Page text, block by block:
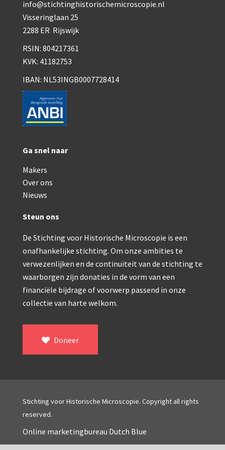
Smith, Beck & Beck, ‘Lister limb’ (1857)
Beck & Beck, ‘popular microscope’ (ca.
Dollond, ‘bar-limb’ (1860-1880)
Ongesigneerd, Engels (1860-1880)
Robbins (1860-1890)
Nachet, ‘plus simple’ (1862-1880)
Beck & Beck, ‘popular microscope’ (1867)
Bianchi, trommelmicroscoop (1869-1873)
Hartnack / Prazmowski (1870-1880)
Zeiss, statief IX (ca. 1890)
Seibert, ‘Stativ 3’ (1895-1900)
Watson & Sons, No. 1 ‘Van Heurck’ (ca. 1900)
Reichert (ca. 1925)
Winkel, statief BTC (1955-1957)
ROW, schoolmicroscoop (1955-1965)
Meopta, ‘veld’microscoop (1965-1980)
Zeiss, type Ergaval (ca. 1970)
info@stichtinghistorischemicroscopie.nl
Visseringlaan 25
2288 ER Rijswijk
RSIN: 804217361
KVK: 41182753
IBAN: NL53INGB0007728414
Ga snel naar
Makers
Over ons
Nieuws
Steun ons
De Stichting voor Historische Microscopie is een
onafhankelijke stichting. Om onze ambities te
verwezenlijken en de continuïteit van de stichting te
waarborgen zijn donaties in de vorm van een
financiële bijdrage of voorwerp passend in onze
collectie van harte welkom.
Doneer
Stichting voor Historische Microscopie. Copyright all rights
reserved.
Online marketingbureau Dutch Blue